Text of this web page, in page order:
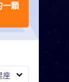
座
顆